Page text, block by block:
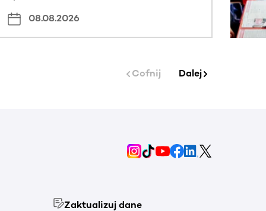
08.08.2026
Cofnij Dalej
Zaktualizuj dane